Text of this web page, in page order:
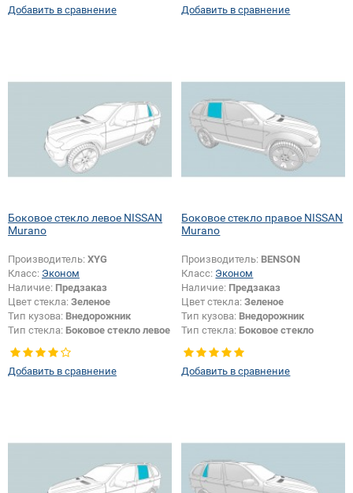
Добавить в сравнение Добавить в сравнение
Боковое стекло левое NISSAN
Murano
Производитель: XYG
Класс: Эконом
Наличие: Предзаказ
Цвет стекла: Зеленое
Тип кузова: Внедорожник
Тип стекла: Боковое стекло левое
Добавить в сравнение
Боковое стекло правое NISSAN
Murano
Производитель: BENSON
Класс: Эконом
Наличие: Предзаказ
Цвет стекла:Зеленое
Тип кузова: Внедорожник
Тип стекла: Боковое стекло
Добавить в сравнение